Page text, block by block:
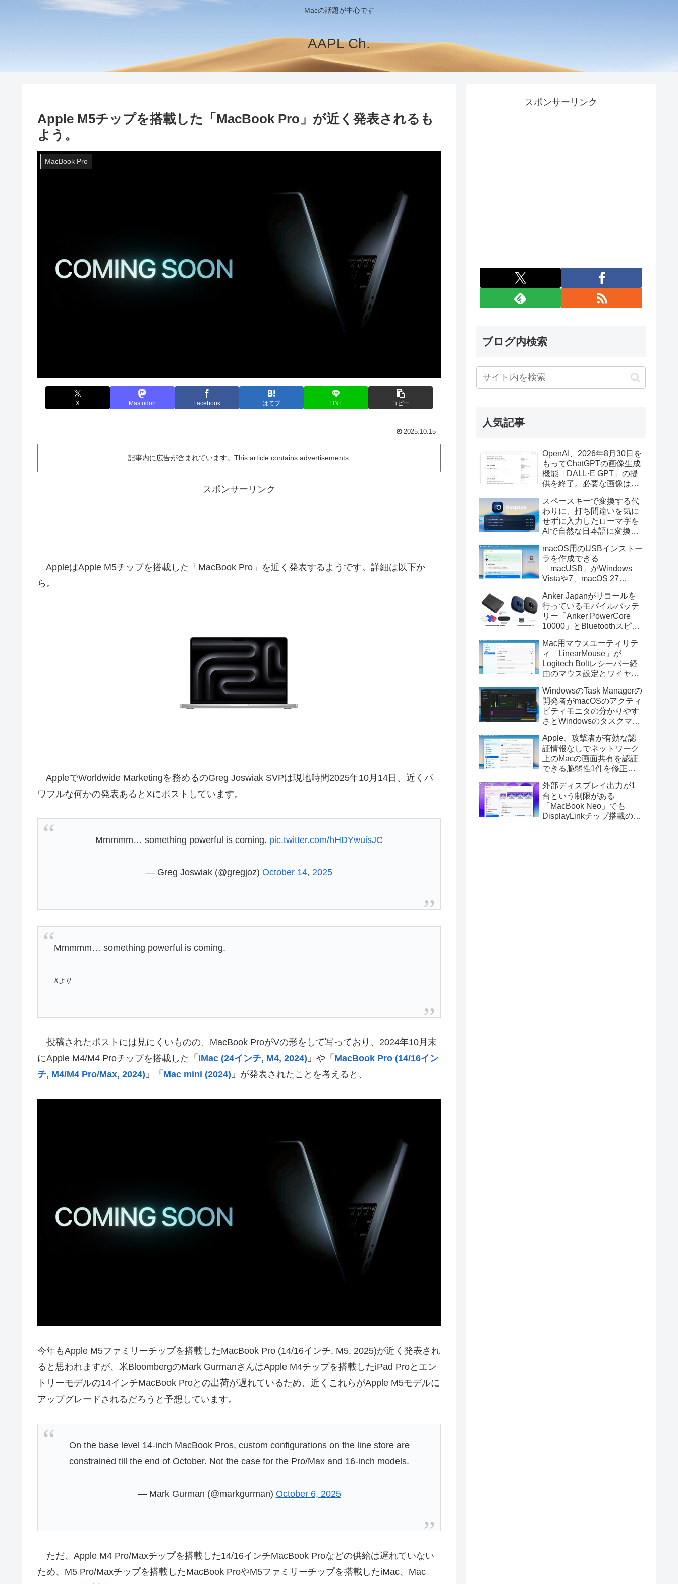
Macの話題が中心です
AAPL Ch.
Apple M5チップを搭載した「MacBook Pro」が近く発表されるも
よう。
MacBook Pro
X Mastodon Facebook はてブ LINE コピー
2025.10.15
記事内に広告が含まれています。This article contains advertisements.
スポンサーリンク
AppleはApple M5チップを搭載した「MacBook Pro」を近く発表するようです。詳細は以下か
ら。
AppleでWorldwide Marketingを務めるのGreg Joswiak SVPは現地時間2025年10月14日、近くパ
ワフルな何かの発表あるとXにポストしています。
Mmmmm… something powerful is coming. pic.twitter.com/hHDYwuisJC
— Greg Joswiak (@gregjoz) October 14, 2025
Mmmmm… something powerful is coming.
Xより
投稿されたポストには見にくいものの、MacBook ProがVの形をして写っており、2024年10月末
にApple M4/M4 Proチップを搭載した 「 iMac (24インチ, M4, 2024) 」 や 「 MacBook Pro (14/16イン
チ, M4/M4 Pro/Max, 2024) 」 「 Mac mini (2024) 」 が発表されたことを考えると、
今年もApple M5ファミリーチップを搭載したMacBook Pro (14/16インチ, M5, 2025)が近く発表され
ると思われますが、米BloombergのMark GurmanさんはApple M4チップを搭載したiPad Proとエン
トリーモデルの14インチMacBook Proとの出荷が遅れているため、近くこれらがApple M5モデルに
アップグレードされるだろうと予想しています。
On the base level 14-inch MacBook Pros, custom configurations on the line store are
constrained till the end of October. Not the case for the Pro/Max and 16-inch models.
— Mark Gurman (@markgurman) October 6, 2025
ただ、Apple M4 Pro/Maxチップを搭載した14/16インチMacBook Proなどの供給は遅れていない
ため、M5 Pro/Maxチップを搭載したMacBook ProやM5ファミリーチップを搭載したiMac、Mac
スポンサーリンク
ブログ内検索
人気記事
OpenAI、2026年8月30日を
もってChatGPTの画像生成
機能「DALL·E GPT」の提
供を終了。必要な画像は期
スペースキーで変換する代
わりに、打ち間違いを気に
せずに入力したローマ字を
AIで自然な日本語に変換し
力アプリ「Nospace」がリ
リース。
macOS用のUSBインストー
ラを作成できる
「macUSB」がWindows
Vistaや7、macOS 27
トーラの作成に対応。
Anker Japanがリコールを
行っているモバイルバッテ
リー「Anker PowerCore
10000」とBluetoothスピー
辺を焼損する火災が6月に3
件発生していたそうなので
注意を。
Mac用マウスユーティリテ
ィ「LinearMouse」が
Logitech Boltレシーバー経
由のマウス設定とワイヤレ
ックボールに対応。
WindowsのTask Managerの
開発者がmacOSのアクティ
ビティモニタの分かりやす
さとWindowsのタスクマネ
Mac用システムモニタアプ
リ「Task Manager TMOG」
のBeta版を公開。
Apple、攻撃者が有効な認
証情報なしでネットワーク
上のMacの画面共有を認証
できる脆弱性1件を修正し
や「macOS Sequoia
15.7.9/Sonoma 14.8.9」を
リリース。
外部ディスプレイ出力が1
台という制限がある
「MacBook Neo」でも
DisplayLinkチップ搭載の